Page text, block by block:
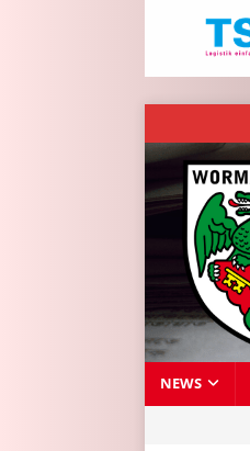
NEWS